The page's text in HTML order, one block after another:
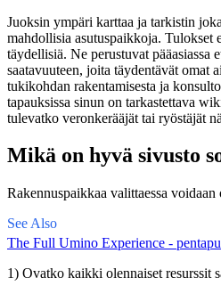
Juoksin ympäri karttaa ja tarkistin
mahdollisia asutuspaikkoja. Tulokset
täydellisiä. Ne perustuvat pääasiassa
saatavuuteen, joita täydentävät omat
tukikohdan rakentamisesta ja
tapauksissa sinun on tarkastettava
tulevatko veronkerääjät tai ryöstäjät
Mikä on hyvä sivusto
Rakennuspaikkaa valittaessa
See Also
The Full Umino Experience -
1) Ovatko kaikki olennaiset resurssit